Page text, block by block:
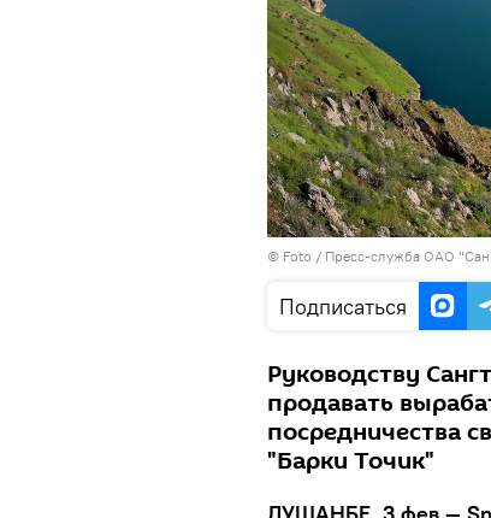
© Foto / Пресс-служба ОАО
Подписаться
Руководству
продавать
посредничества
"Барки Точик"